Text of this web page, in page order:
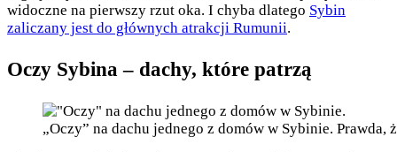
widoczne na pierwszy rzut oka. I chyba dlatego Sybin
zaliczany jest do głównych atrakcji Rumunii.
Oczy Sybina – dachy, które patrzą
„Oczy” na dachu jednego z domów w Sybinie.